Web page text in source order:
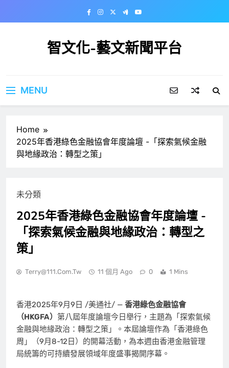
智文化-藝文新聞平台
MENU
Home
2025年香港綠色金融協會年度論壇 -「探索氣候金融
與地緣政治：轉型之策」
未分類
2025年香港綠色金融協會年度論壇 -
「探索氣候金融與地緣政治：轉型之
策」
Terry@111.com.tw 11 個月 Ago 0 1 Mins
香港2025年9月9日 /美通社/ — 香港綠色金融協會
（HKGFA） 第八屆年度論壇今日舉行，主題為「探索氣候
金融與地緣政治：轉型之策」。本屆論壇作為「香港綠色
周」（9月8-12日）的開幕活動，為本週由香港金融管理
局統籌的可持續發展領域年度盛事揭開序幕。